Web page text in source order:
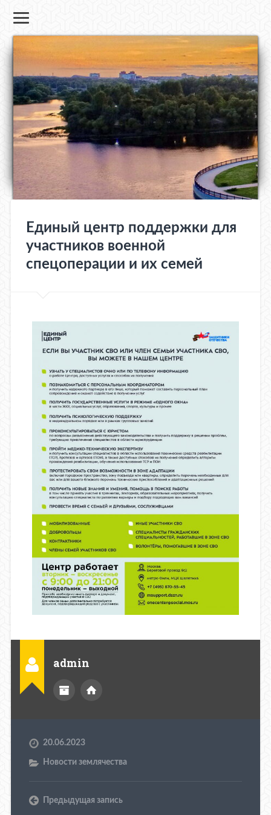
Единый центр поддержки для
участников военной
спецоперации и их семей
admin
20.06.2023
Новости землячества
Предыдущая запись